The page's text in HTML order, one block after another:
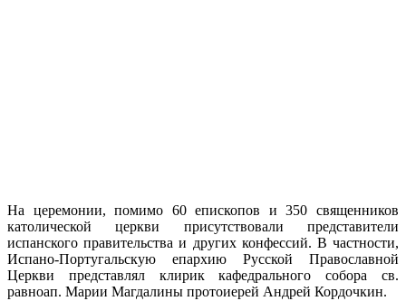
На церемонии, помимо 60 епископов и 350 священников
католической церкви присутствовали представители
испанского правительства и других конфессий. В частности,
Испано-Португальскую епархию Русской Православной
Церкви представлял клирик кафедрального собора св.
равноап. Марии Магдалины протоиерей Андрей Кордочкин.